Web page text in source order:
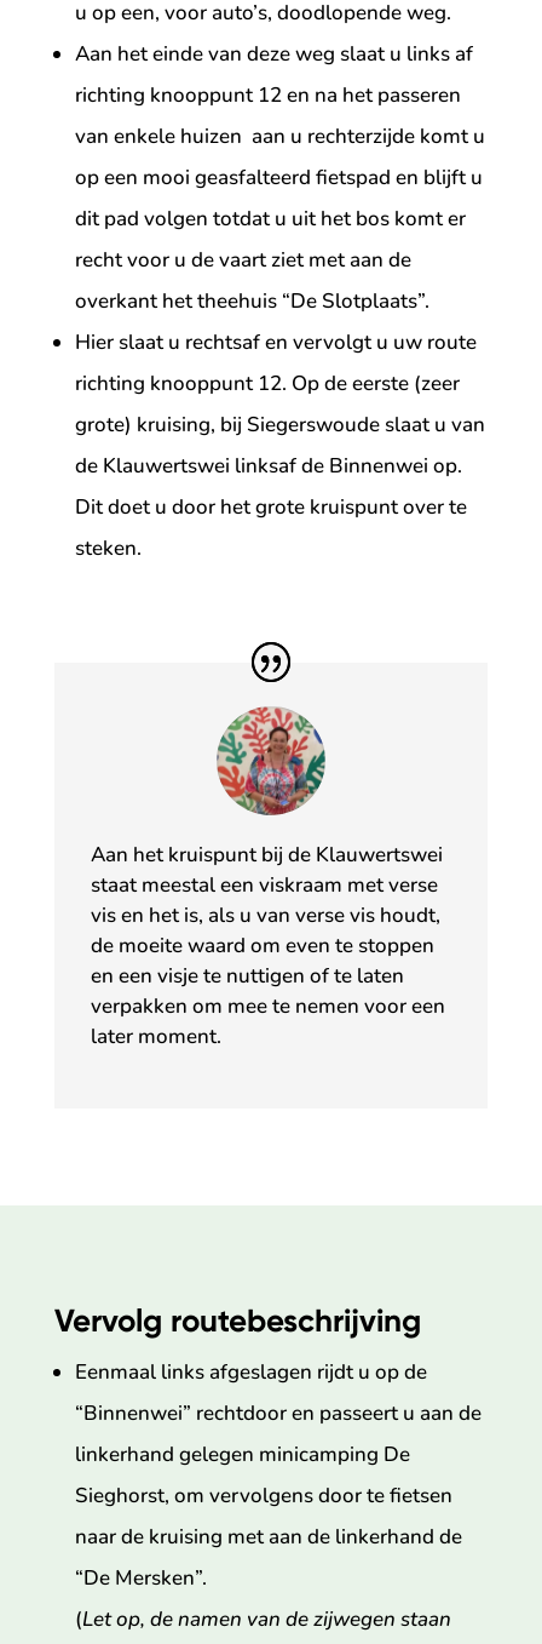
u op een, voor auto’s, doodlopende weg.
Aan het einde van deze weg slaat u links af
richting knooppunt 12 en na het passeren
van enkele huizen aan u rechterzijde komt u
op een mooi geasfalteerd fietspad en blijft u
dit pad volgen totdat u uit het bos komt er
recht voor u de vaart ziet met aan de
overkant het theehuis “De Slotplaats”.
Hier slaat u rechtsaf en vervolgt u uw route
richting knooppunt 12. Op de eerste (zeer
grote) kruising, bij Siegerswoude slaat u van
de Klauwertswei linksaf de Binnenwei op.
Dit doet u door het grote kruispunt over te
steken.
Aan het kruispunt bij de Klauwertswei
staat meestal een viskraam met verse
vis en het is, als u van verse vis houdt,
de moeite waard om even te stoppen
en een visje te nuttigen of te laten
verpakken om mee te nemen voor een
later moment.
Vervolg routebeschrijving
Eenmaal links afgeslagen rijdt u op de
“Binnenwei” rechtdoor en passeert u aan de
linkerhand gelegen minicamping De
Sieghorst, om vervolgens door te fietsen
naar de kruising met aan de linkerhand de
“De Mersken”.
(Let op, de namen van de zijwegen staan